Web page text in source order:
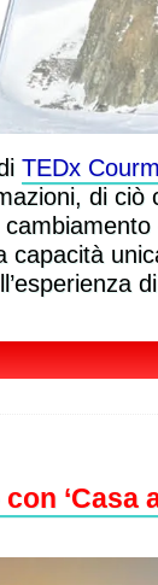
TEDx
di
‘Casa